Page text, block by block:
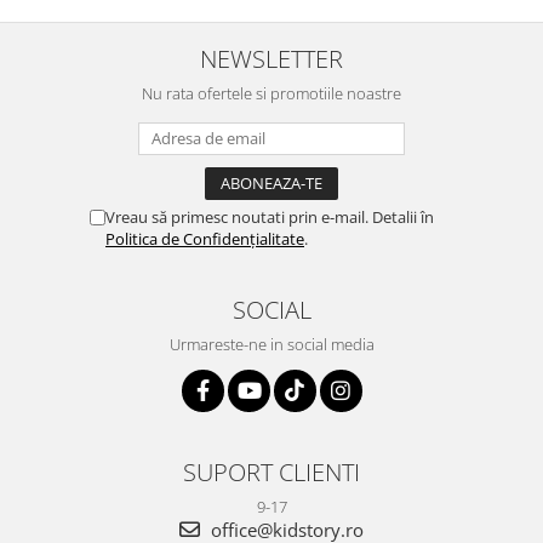
NEWSLETTER
Nu rata ofertele si promotiile noastre
Vreau să primesc noutati prin e-mail. Detalii în
Politica de Confidențialitate.
SOCIAL
Urmareste-ne in social media
SUPORT CLIENTI
9-17
office@kidstory.ro